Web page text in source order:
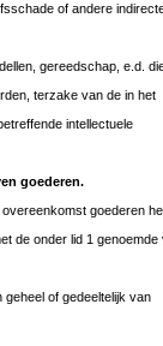
of andere
gereedschap, e.d.
terzake van de in het
intellectuele
goederen.
goederen
de onder lid 1
of gedeeltelijk van